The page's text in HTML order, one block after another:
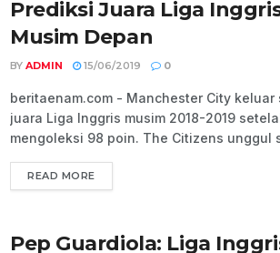
Prediksi Juara Liga
Musim Depan
BY ADMIN 15/06/2019 0
beritaenam.com - Manchester City keluar
juara Liga Inggris musim 2018-2019
mengoleksi 98 poin. The Citizens unggul
READ MORE
Pep Guardiola: Liga